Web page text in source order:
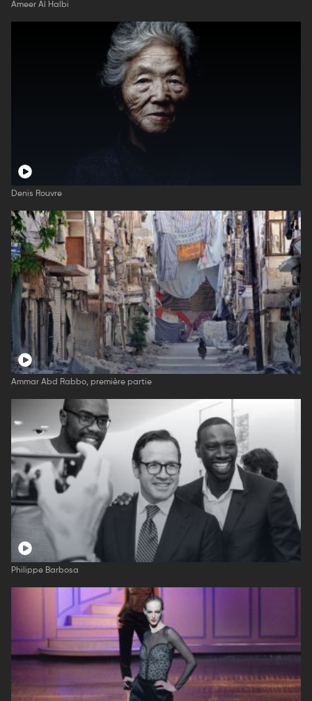
Ameer Al Halbi
Denis Rouvre
Ammar Abd Rabbo, première partie
Philippe Barbosa